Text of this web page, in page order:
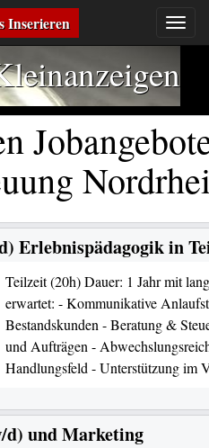
Inserieren
Erlebnispädagogik in
Teilzeit (20h) Dauer: 1 Jahr mit
erwartet: - Kommunikative
Bestandskunden - Beratung &
und Aufträgen -
Handlungsfeld - Unterstützung im
d) und Marketing